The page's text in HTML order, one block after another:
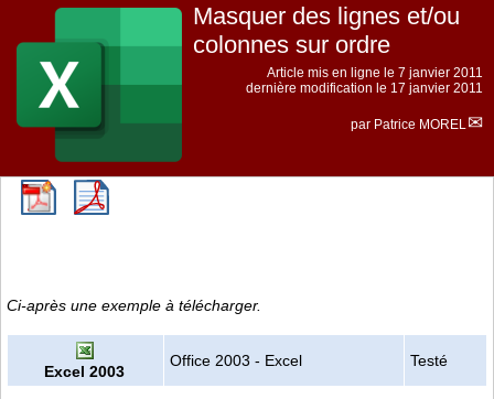
Masquer des lignes et/ou
colonnes sur ordre
Article mis en ligne le 7 janvier 2011
dernière modification le 17 janvier 2011
par Patrice MOREL
Ci-après une exemple à télécharger.
Excel 2003
Office 2003 - Excel Testé